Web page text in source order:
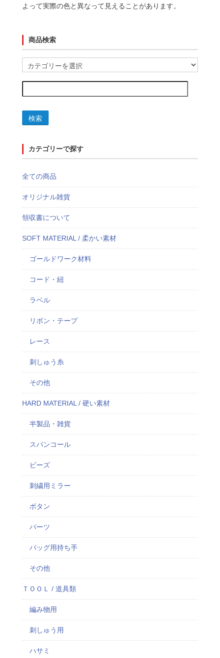
よって実際の色と異なって見えることがあります。
商品検索
検索
カテゴリーで探す
全ての商品
オリジナル雑貨
領収書について
SOFT MATERIAL / 柔かい素材
ゴールドワーク材料
コード・紐
ラベル
リボン・テープ
レース
刺しゅう糸
その他
HARD MATERIAL / 硬い素材
半製品・雑貨
スパンコール
ビーズ
刺繍用ミラー
ボタン
パーツ
バッグ用持ち手
その他
ＴＯＯＬ / 道具類
編み物用
刺しゅう用
ハサミ